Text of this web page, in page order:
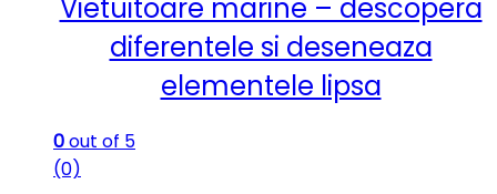
Vietuitoare marine – descopera
diferentele si deseneaza
elementele lipsa
0out of 5
(0)